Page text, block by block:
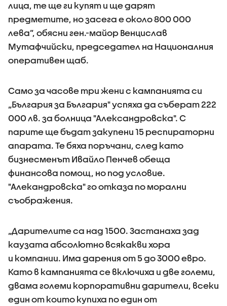
лица, те ще ги купят и ще дарят
предметите, но засега е около 800 000
лева”, обясни ген.-майор Венцислав
Мутафчийски, председател на Националния
оперативен щаб.
Само за часове три жени с кампанията си
„България за България" успяха да съберат 222
000 лв. за болница "Александровска". С
парите ще бъдат закупени 15 респираторни
апарата. Те бяха поръчани, след като
бизнесменът Ивайло Пенчев обеща
финансова помощ, но под условие.
"Алекандровска" го отказа по морални
съображения.
„Дарителите са над 1500. Застанаха зад
каузата абсолютно всякакви хора
и компании. Има дарения от 5 до 3000 евро.
Като в кампанията се включиха и две големи,
двама големи корпоративни дарители, всеки
един от които купиха по един от